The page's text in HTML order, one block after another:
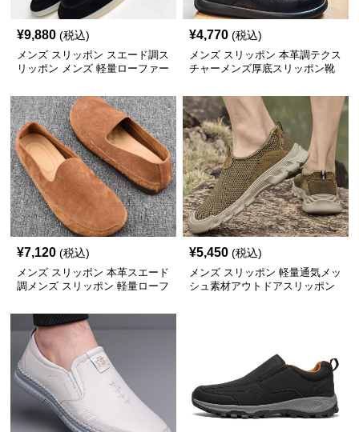
¥9,880 (税込)
メンズ スリッポン スエード調ス
リッポン メンズ 軽量ローファー
¥4,770 (税込)
メンズ スリッポン 本革調テクス
チャーメンズ厚底スリッポン靴
¥7,120 (税込)
メンズ スリッポン 本革スエード
調メンズ スリッポン 軽量ローフ
¥5,450 (税込)
メンズ スリッポン 軽量通気メッ
シュ素材アウトドアスリッポン